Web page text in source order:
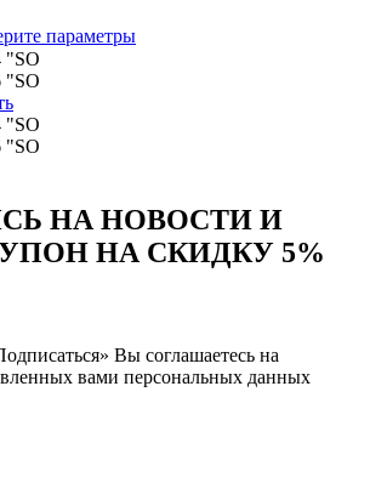
параметрыЭтот
на
странице
товара.
"SO
"SO
"SO
"SO
НА НОВОСТИ И
НА СКИДКУ 5%
Вы соглашаетесь на
вами персональных данных